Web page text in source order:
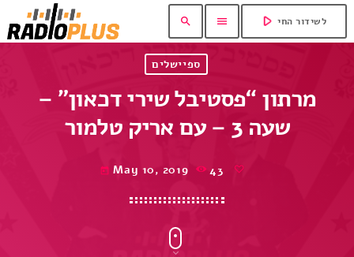
search menu play_arrow לשידור החי
ספיישלים
מרתון “פסטיבל שירי דכאון” –
שעה 3 – עם אריק טלמור
today May 10, 2019 43